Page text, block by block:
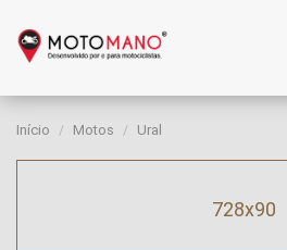
Início Motos Ural
728x90